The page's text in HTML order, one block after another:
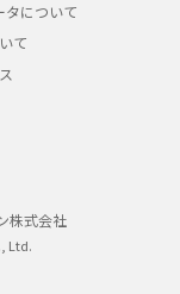
タについて
て
株式会社
Ltd.